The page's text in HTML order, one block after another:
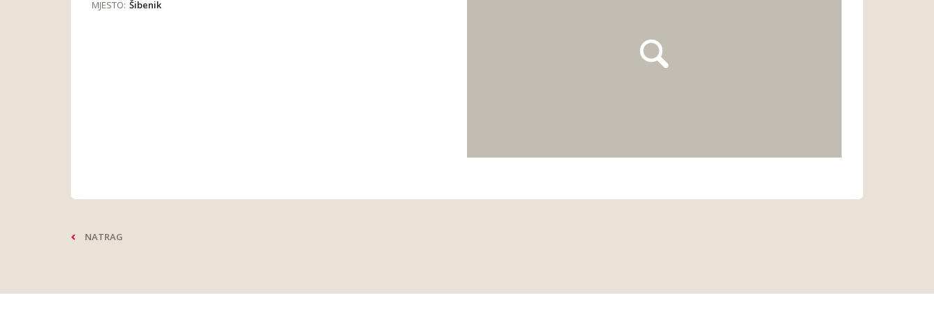
MJESTO: Šibenik
NATRAG